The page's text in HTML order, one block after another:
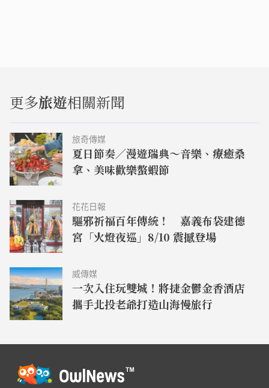
更多旅遊相關新聞
旅奇傳媒
夏日節奏／漫遊瑞典～音樂、療癒桑
拿、美味歡樂螯蝦節
花花日報
驅邪祈福百年傳統！ 嘉義布袋建德
宮「火燈夜巡」8/10 震撼登場
威傳媒
一次入住玩雙城！將捷金鬱金香酒店
攜手北投老爺打造山海慢旅行